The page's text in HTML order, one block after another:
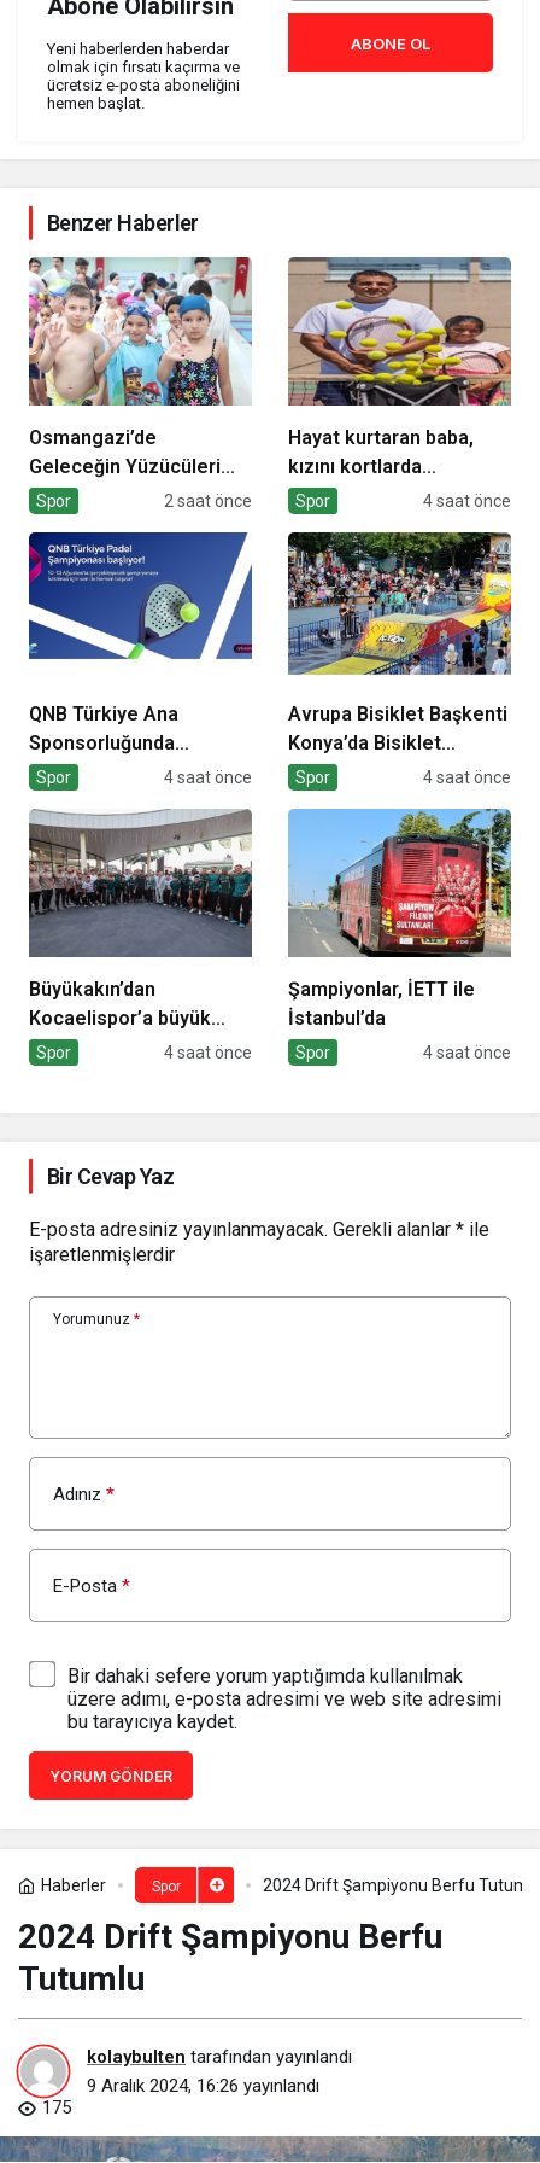
Abone Olabilirsin
Yeni haberlerden haberdar
olmak için fırsatı kaçırma ve
ücretsiz e-posta aboneliğini
hemen başlat.
ABONE OL
Benzer Haberler
Osmangazi’de
Geleceğin Yüzücüleri
Sertifikalarını Aldı
Spor 2 saat önce
Hayat kurtaran baba,
kızını kortlarda
şampiyonluğa hazırlıyor
Spor 4 saat önce
QNB Türkiye Ana
Sponsorluğunda
Türkiye’nin İlk Padel
Başlıyor
Spor 4 saat önce
Avrupa Bisiklet Başkenti
Konya’da Bisiklet
Festivali Heyecanı
Spor 4 saat önce
Büyükakın’dan
Kocaelispor’a büyük
moral
Spor 4 saat önce
Şampiyonlar, İETT ile
İstanbul’da
Spor 4 saat önce
Bir Cevap Yaz
E-posta adresiniz yayınlanmayacak. Gerekli alanlar * ile
işaretlenmişlerdir
Yorumunuz *
Adınız *
E-Posta *
Bir dahaki sefere yorum yaptığımda kullanılmak
üzere adımı, e-posta adresimi ve web site adresimi
bu tarayıcıya kaydet.
YORUM GÖNDER
Haberler Spor 2024 Drift Şampiyonu Berfu
2024 Drift Şampiyonu Berfu
Tutumlu
kolaybulten tarafından yayınlandı
9 Aralık 2024, 16:26 yayınlandı
175